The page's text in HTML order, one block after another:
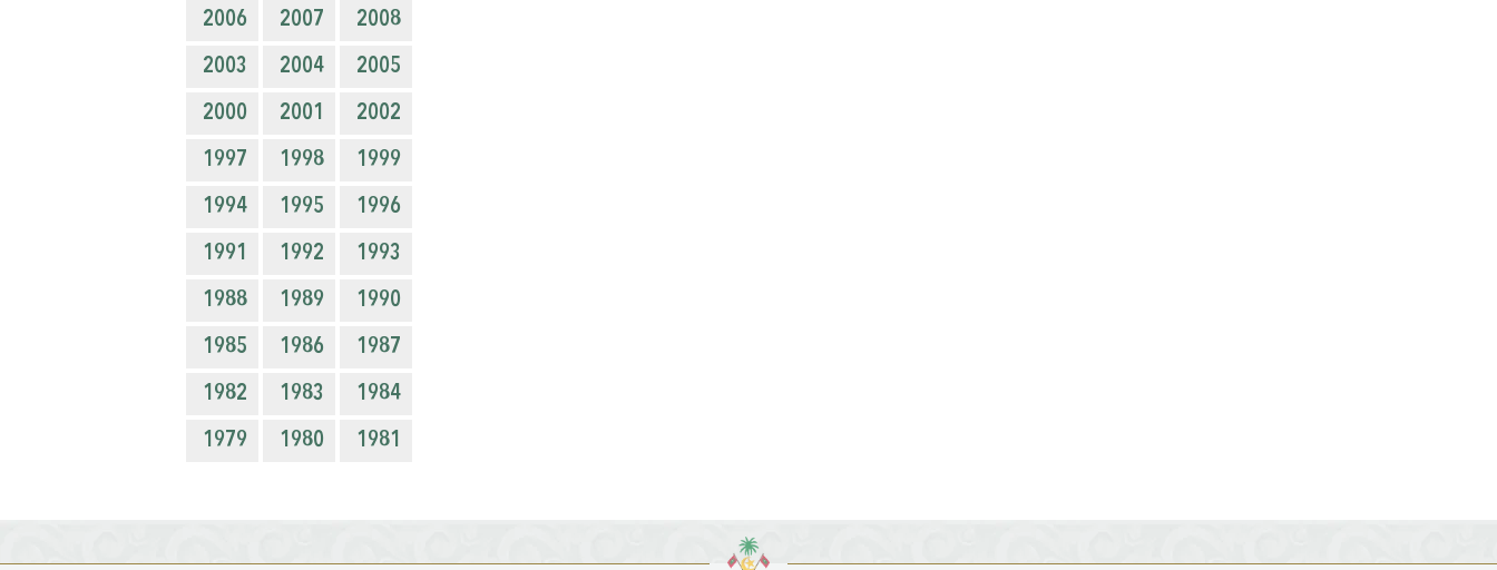
2008
2007
2006
2005
2004
2003
2002
2001
2000
1999
1998
1997
1996
1995
1994
1993
1992
1991
1990
1989
1988
1987
1986
1985
1984
1983
1982
1981
1980
1979